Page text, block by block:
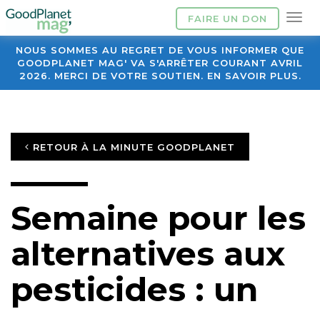
FAIRE UN DON
NOUS SOMMES AU REGRET DE VOUS INFORMER QUE
GOODPLANET MAG' VA S'ARRÊTER COURANT AVRIL
2026. MERCI DE VOTRE SOUTIEN. EN SAVOIR PLUS.
RETOUR À LA MINUTE GOODPLANET
Semaine pour les
alternatives aux
pesticides : un